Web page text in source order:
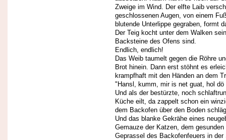
Zweige im Wind. Der elfte Laib
geschlossenen Augen, von einem
blutende Unterlippe gegraben, formt
Der Teig kocht unter dem Walken
Backsteine des Ofens sind.
Endlich, endlich!
Das Weib taumelt gegen die Röhre
Brot hinein. Dann erst stöhnt es
krampfhaft mit den Händen an dem
"Hansl, kumm, mir is net guat, hol dö
Und als der bestürzte, noch
Küche eilt, da zappelt schon ein
dem Backofen über den Boden
Und das blanke Gekrähe eines
Gemauze der Katzen, dem
Geprassel des Backofenfeuers in